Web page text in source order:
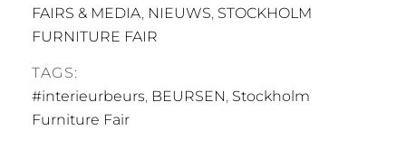
FAIRS & MEDIA, NIEUWS, STOCKHOLM
FURNITURE FAIR
TAGS:
#interieurbeurs, BEURSEN, Stockholm
Furniture Fair